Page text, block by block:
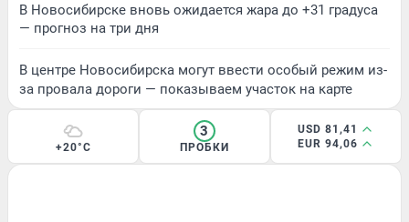
В Новосибирске вновь ожидается жара до +31 градуса
— прогноз на три дня
В центре Новосибирска могут ввести особый режим из-
за провала дороги — показываем участок на карте
+20°C
3
ПРОБКИ
USD 81,41
EUR 94,06